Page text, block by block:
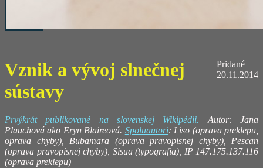
Pridané
20.11.2014
Vznik a vývoj slnečnej
sústavy
Prvýkrát publikované na slovenskej Wikipédii. Autor: Jana
Plauchová ako Eryn Blaireová. Spoluautori: Liso (oprava preklepu,
oprava chyby), Bubamara (oprava pravopisnej chyby), Pescan
(oprava pravopisnej chyby), Sisua (typografia), IP 147.175.137.116
(oprava preklepu)